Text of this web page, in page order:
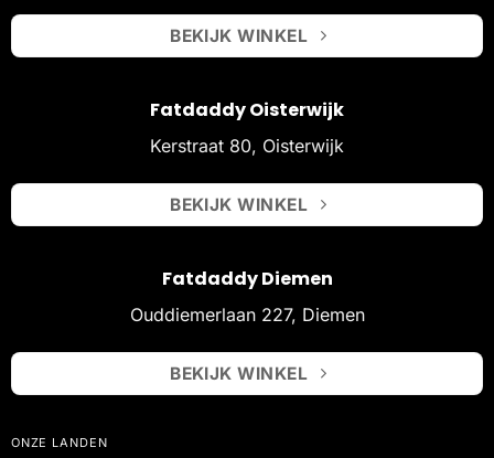
BEKIJK WINKEL
Fatdaddy Oisterwijk
Kerstraat 80, Oisterwijk
BEKIJK WINKEL
Fatdaddy Diemen
Ouddiemerlaan 227, Diemen
BEKIJK WINKEL
ONZE LANDEN